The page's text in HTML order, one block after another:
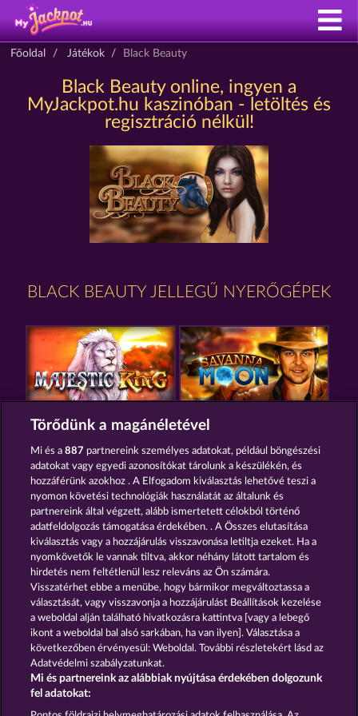
Főoldal Játékok Black Beauty
Black Beauty online, ingyen a
MyJackpot.hu kaszinóban - letöltés és
regisztráció nélkül!
BLACK BEAUTY JELLEGŰ NYERŐGÉPEK
MAJESTIC KING SAVANNA MOON
ATLANTIC WILDS NIGHT WOLVES
Részvételi feltételek
Adatkezelési tájékoztató Impresszum
A cég GYIK Partnerprogram
Törődünk a magánéletével
Mi és a887 partnereink személyes adatokat, például böngészési
adatokat vagy egyedi azonosítókat tárolunk a készülékén, és
hozzáférünk azokhoz . A Elfogadom kiválasztás lehetővé teszi a
nyomon követési technológiák használatát az általunk és
partnereink által végzett, alább ismertetett célokból történő
adatfeldolgozás támogatása érdekében. . A Összes elutasítása
kiválasztás vagy a hozzájárulás visszavonása letiltja ezeket. Ha a
nyomkövetők le vannak tiltva, akkor néhány látott tartalom és
hirdetés nem feltétlenül lesz releváns az Ön számára.
Visszatérhet ebbe a menübe, hogy bármikor megváltoztassa a
választását, vagy visszavonja a hozzájárulást Beállítások kezelése
a weboldal alján található hivatkozásra kattintva [vagy a lebegő
ikont a weboldal bal alsó sarkában, ha van ilyen]. Választása a
következőben érvényesül: Weboldal. További részletekért lásd az
Adatvédelmi szabályzatunkat.
Mi és partnereink az alábbiak nyújtása érdekében dolgozunk
fel adatokat: